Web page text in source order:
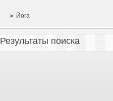
Йога
Результаты поиска